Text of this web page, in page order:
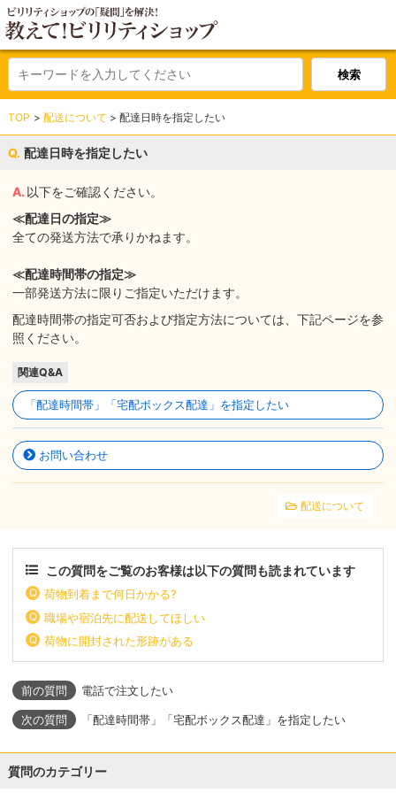
TOP 配送について 配達日時を指定したい
配達日時を指定したい
以下をご確認ください。
≪配達日の指定≫
全ての発送方法で承りかねます。
≪配達時間帯の指定≫
一部発送方法に限りご指定いただけます。
配達時間帯の指定可否および指定方法については、下記ページを参
照ください。
関連Q&A
「配達時間帯」「宅配ボックス配達」を指定したい
お問い合わせ
配送について
この質問をご覧のお客様は以下の質問も読まれています
荷物到着まで何日かかる?
職場や宿泊先に配送してほしい
荷物に開封された形跡がある
電話で注文したい
「配達時間帯」「宅配ボックス配達」を指定したい
質問のカテゴリー